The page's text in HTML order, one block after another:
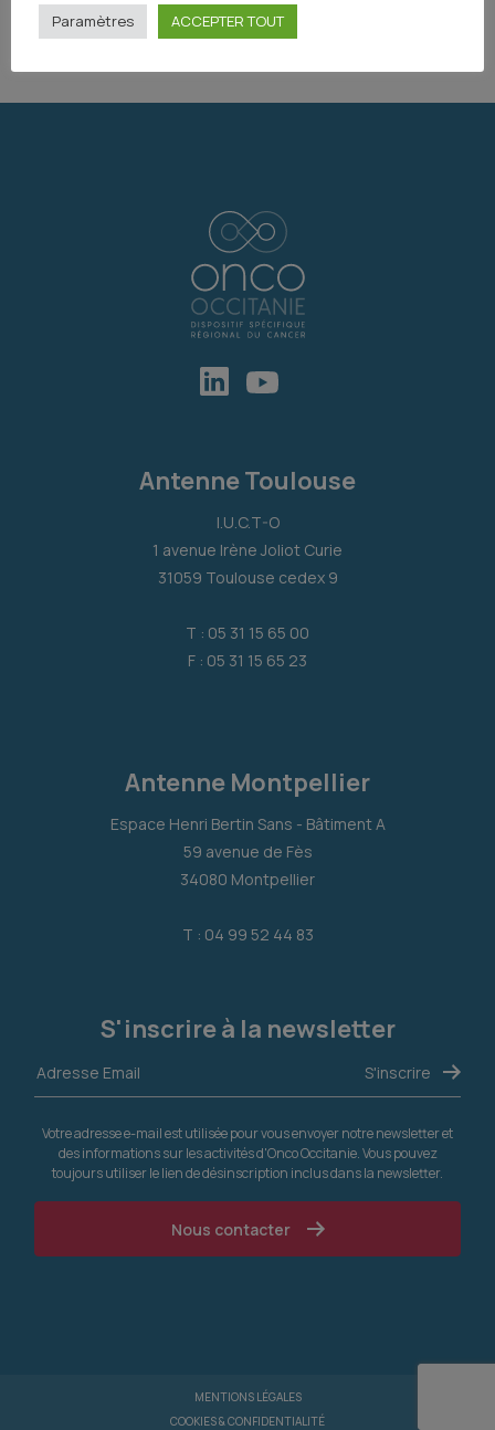
Partager
Antenne Toulouse
I.U.C.T-O
1 avenue Irène Joliot Curie
31059 Toulouse cedex 9
T : 05 31 15 65 00
F : 05 31 15 65 23
Antenne Montpellier
Espace Henri Bertin Sans - Bâtiment A
59 avenue de Fès
34080 Montpellier
T : 04 99 52 44 83
S'inscrire à la newsletter
Votre adresse e-mail est utilisée pour vous envoyer notre newsletter et
des informations sur les activités d'Onco Occitanie. Vous pouvez
toujours utiliser le lien de désinscription inclus dans la newsletter.
Nous contacter
MENTIONS LÉGALES
COOKIES & CONFIDENTIALITÉ
Paramètres ACCEPTER TOUT